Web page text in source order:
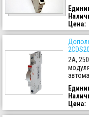
Цена:
2А,
Цена: